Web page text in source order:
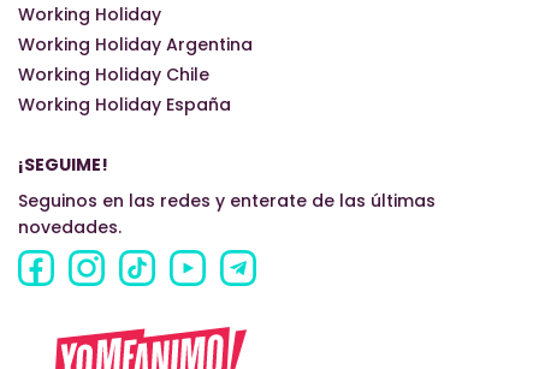
Working Holiday
Working Holiday Argentina
Working Holiday Chile
Working Holiday España
¡SEGUIME!
Seguinos en las redes y enterate de las últimas
novedades.